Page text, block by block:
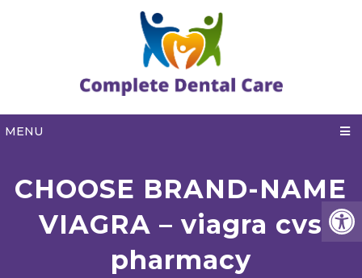
MENU
CHOOSE BRAND-NAME
VIAGRA – viagra cvs
pharmacy